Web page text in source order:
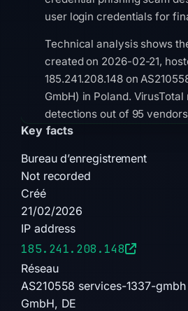
user login credentials for
Technical analysis shows
created on 2026-02-21,
185.241.208.148 on
GmbH) in Poland. VirusTotal
detections out of 95
flagged by ADMINUSLabs,
and appeared on one
certificate was issued as
The site is currently down or
domain risk score is 73,
level. The combination of
multiple vendor detections,
phishing activity supports a
classification.
Key facts
Bureau d’enregistrement
Not recorded
Créé
21/02/2026
IP address
185.241.208.148
Réseau
AS210558 services-1337-
GmbH, DE